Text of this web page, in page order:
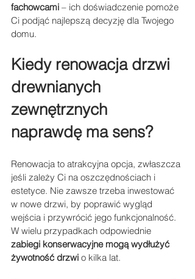
fachowcami – ich doświadczenie pomoże
Ci podjąć najlepszą decyzję dla Twojego
domu.
Kiedy renowacja drzwi
drewnianych
zewnętrznych
naprawdę ma sens?
Renowacja to atrakcyjna opcja, zwłaszcza
jeśli zależy Ci na oszczędnościach i
estetyce. Nie zawsze trzeba inwestować
w nowe drzwi, by poprawić wygląd
wejścia i przywrócić jego funkcjonalność.
W wielu przypadkach odpowiednie
zabiegi konserwacyjne mogą wydłużyć
żywotność drzwi o kilka lat.